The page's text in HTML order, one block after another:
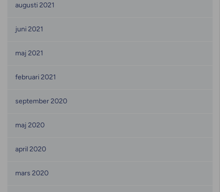
augusti 2021
juni 2021
maj 2021
februari 2021
september 2020
maj 2020
april 2020
mars 2020